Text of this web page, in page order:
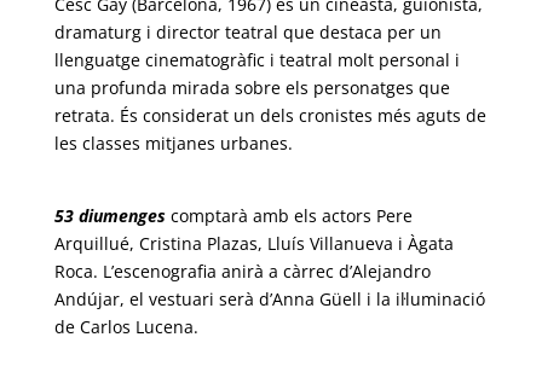
dramaturg i director teatral que destaca per un
llenguatge cinematogràfic i teatral molt personal i
una profunda mirada sobre els personatges que
retrata. És considerat un dels cronistes més aguts de
les classes mitjanes urbanes.
53 diumenges comptarà amb els actors Pere
Arquillué, Cristina Plazas, Lluís Villanueva i Àgata
Roca. L’escenografia anirà a càrrec d’Alejandro
Andújar, el vestuari serà d’Anna Güell i la il·luminació
de Carlos Lucena.